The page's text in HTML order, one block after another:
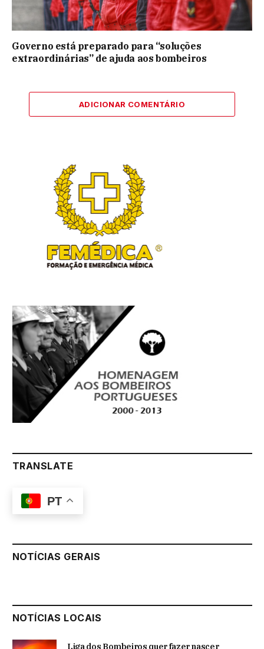
Governo está preparado para “soluções
extraordinárias” de ajuda aos bombeiros
ADICIONAR COMENTÁRIO
TRANSLATE
PT
NOTÍCIAS GERAIS
NOTÍCIAS LOCAIS
Liga dos Bombeiros quer fazer nascer